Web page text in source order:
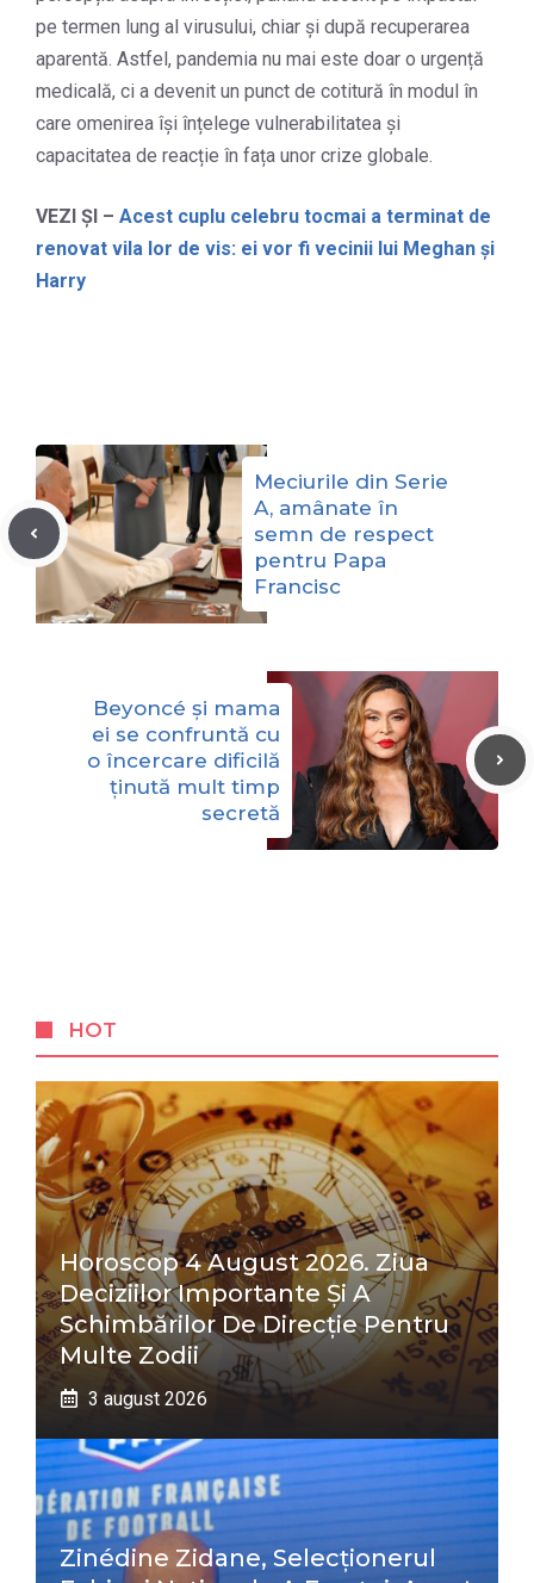
pe termen lung al virusului, chiar și după recuperarea
aparentă. Astfel, pandemia nu mai este doar o urgență
medicală, ci a devenit un punct de cotitură în modul în
care omenirea își înțelege vulnerabilitatea și
capacitatea de reacție în fața unor crize globale.
VEZI ȘI – Acest cuplu celebru tocmai a terminat de
renovat vila lor de vis: ei vor fi vecinii lui Meghan și
Harry
Meciurile din Serie
A, amânate în
semn de respect
pentru Papa
Francisc
Beyoncé și mama
ei se confruntă cu
o încercare dificilă
ținută mult timp
secretă
HOT
Horoscop 4 August 2026. Ziua
Deciziilor Importante Și A
Schimbărilor De Direcție Pentru
Multe Zodii
3 august 2026
Zinédine Zidane, Selecționerul